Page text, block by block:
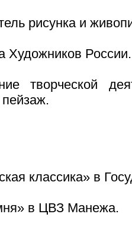
рисунка и
Художников России.
творческой
пейзаж.
классика» в
в ЦВЗ Манежа.